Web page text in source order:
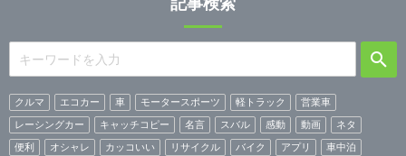
クルマ エコカー 車 モータースポーツ 軽トラック
営業車
レーシングカー
キャッチコピー 名言 スバル 感動 動画
ネタ
便利
オシャレ カッコいい リサイクル バイク アプリ
車中泊